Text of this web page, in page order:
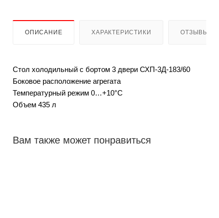
ОПИСАНИЕ ХАРАКТЕРИСТИКИ ОТЗЫВЫ
Стол холодильный с бортом 3 двери СХП-3Д-183/60
Боковое расположение агрегата
Температурный режим 0…+10°С
Объем 435 л
Вам также может понравиться